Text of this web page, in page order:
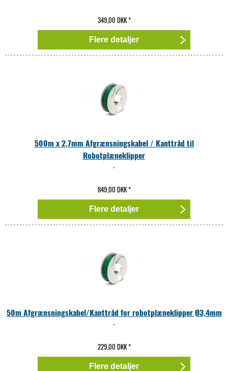
349,00 DKK*
Flere detaljer
500m x 2,7mm Afgrænsningskabel / Kanttråd til
Robotplæneklipper
,
849,00 DKK*
Flere detaljer
50m Afgrænsningskabel/Kanttråd for robotplæneklipper Ø3,4mm
,
229,00 DKK*
Flere detaljer